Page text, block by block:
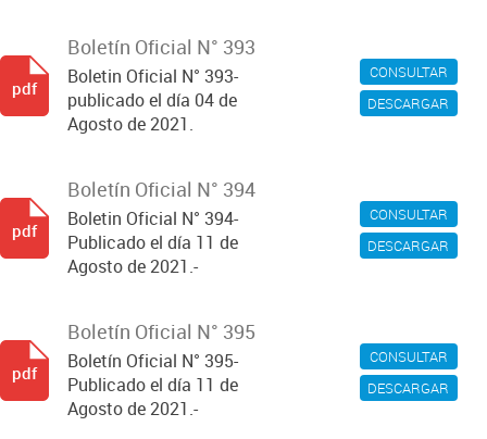
CONSULTAR
DESCARGAR
Boletín Oficial N° 393
Boletin Oficial N° 393-
publicado el día 04 de
Agosto de 2021.
pdf
CONSULTAR
DESCARGAR
Boletín Oficial N° 394
Boletin Oficial N° 394-
Publicado el día 11 de
Agosto de 2021.-
pdf
CONSULTAR
DESCARGAR
Boletín Oficial N° 395
Boletín Oficial N° 395-
Publicado el día 11 de
Agosto de 2021.-
pdf